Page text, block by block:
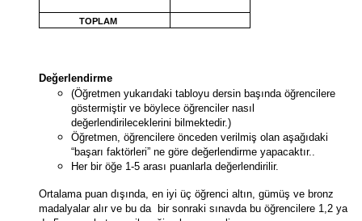
TOPLAM
Değerlendirme
(Öğretmen yukarıdaki tabloyu dersin başında öğrencilere
göstermiştir ve böylece öğrenciler nasıl
değerlendirileceklerini bilmektedir.)
Öğretmen, öğrencilere önceden verilmiş olan aşağıdaki
“başarı faktörleri” ne göre değerlendirme yapacaktır..
Her bir öğe 1-5 arası puanlarla değerlendirilir.
Ortalama puan dışında, en iyi üç öğrenci altın, gümüş ve bronz
madalyalar alır ve bu da bir sonraki sınavda bu öğrencilere 1,2 ya